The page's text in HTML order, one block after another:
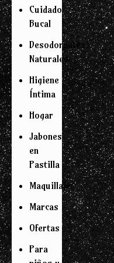
Cuidado
Bucal
Desodorantes
Naturales
Higiene
Íntima
Hogar
Jabones
en
Pastilla
Maquillaje
Marcas
Ofertas
Para